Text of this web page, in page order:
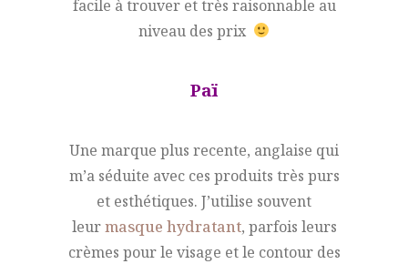
facile à trouver et très raisonnable au
niveau des prix
Paï
Une marque plus recente, anglaise qui
m’a séduite avec ces produits très purs
et esthétiques. J’utilise souvent
leurmasque hydratant, parfois leurs
crèmes pour le visage et le contour des